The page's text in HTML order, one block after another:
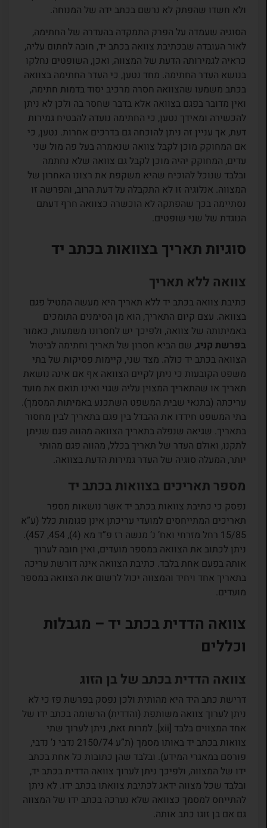
ולא חשדו שהפתק לא נרשם בכתב ידה של המנוחה.
הסוגיה שעמדה על הפרק התמקדה בהעדרה של החתימה,
לאור העובדה שבכתיבת צוואה בכתב יד, חובה לחתום עליה,
כראיה לגמירותה הדעת של המצווה, ואכן, השופטים נחלקו
בנושא העדר החתימה. מחד נטען, כי העדר החתימה בצוואה
בכתב משמעו שהצוואה חסרה מרכיב יסוד בדמות חתימה,
ואין מדובר בפגם בצוואה אלא בדבר שחסר בה ולכן לא ניתן
להכשירה ומאידך נטען, כי החתימה נועדה להבטיח גמירות
דעת, אך עניין זה ניתן להוכחה גם בדרכים אחרות. נטען, כי
אם המחוקק מוכן לקבל צוואה שנאמרה בעל פה מול שני
עדים, המחוקק יהיה מוכן לקבל גם צוואה שלא נחתמה
ובלבד שנוכל להוכיח שהיא משקפת את רצונו האחרון של
המצווה. אנלוגיה זו לא התקבלה על דעת הרוב, והפרשה זו
נסתיימה בכך שהפתקה לא הוכשרה כצוואה חרף דעתם
הנוגדת של שני שופטים.
סוגיות תאריך בצוואות בכתב יד
צוואה ללא תאריך
כתיבת צוואה בכתב יד ללא תאריך היא מעשה המטיל פגם
בצוואה. עצם קיום התאריך, הוא מן הסימנים התומכים
באמיתותה של צוואה, ולפיכך יש לחסרונו משמעות, כאמור
בפרשת קניג, שם הביא חסרון של תאריך וחתימה לביטול
הצוואה בכתב יד כולה. מצד שני, קיימות פסיקות של בתי
משפט הקובעות כי ניתן לקיים הצוואה אף אם אינה נושאת
תאריך או שהתאריך המצוין עליה שגוי ואינו תואם את מועד
עריכתה (בתנאי שבית המשפט השתכנע באמיתות המסמך).
בתי המשפט חידדו את ההבדל בין פגם בתאריך לבין מחסור
בתאריך. שגיאה שנפלה בתאריך הצוואה מהווה פגם שניתן
לתקנו, ואולם העדר של תאריך בכלל, מהווה פגם מהותי
יותר, המעלה סוגיה של העדר גמירות הדעת בצוואה.
מספר תאריכים בצוואות בכתב יד
נפסק כי כתיבת צוואות בכתב יד אשר נושאות מספר
תאריכים המתייחסים למועדי עריכתן אינן פגומות כלל (ע”א
15/85 רחל מזרחי ואח’ נ’ מנשה רז פ”ד מא (4), 454, 457).
ניתן לכתוב את הצוואה במספר מועדים, ואין חובה לערוך
אותה בפעם אחת בלבד. כתיבת הצוואה אינה דורשת עריכה
בתאריך אחד ויחיד והמצווה יכול לרשום את הצוואה במספר
מועדים.
צוואה הדדית בכתב יד – מגבלות
וכללים
צוואה הדדית בכתב של בן הזוג
דרישת כתב היד היא מהותית ולכן נפסק בפרשת פז כי לא
ניתן לערוך צוואה משותפת (והדדית) הרשומה בכתב ידו של
אחד המצווים בלבד [xii]. למרות זאת, ניתן לערוך שתי
צוואות בכתב יד באותו מסמך (ת”ע 2150/74 נדבי נ’ נדבי,
פורסם במאגרי המידע). ובלבד שהן כתובות כל אחת בכתב
ידו של המצווה, ולפיכך ניתן לערוך צוואה הדדית בכתב יד,
ובלבד שכל מצווה ידאג לכתיבת צוואתו בכתב ידו. לא ניתן
להתייחס למסמך כצוואה שלא נערכה בכתב ידו של המצווה
גם אם בן זוגו כתב אותה.